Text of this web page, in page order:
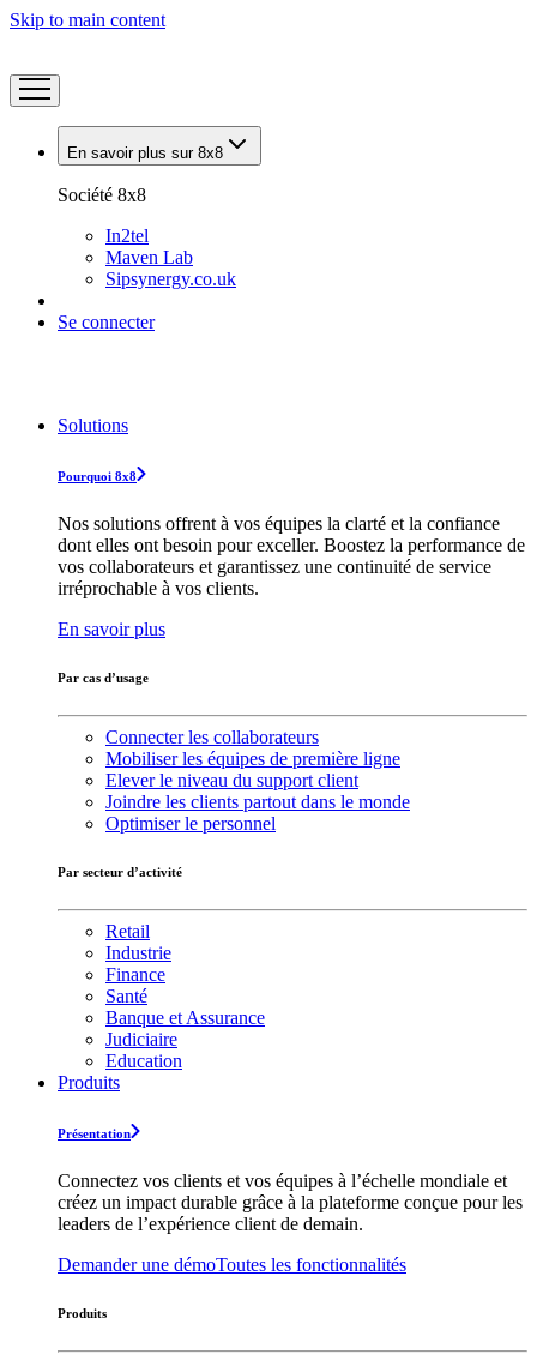
Skip to main content
En savoir plus sur 8x8
Société 8x8
In2tel
Maven Lab
Sipsynergy.co.uk
Se connecter
Solutions
Pourquoi 8x8
Nos solutions offrent à vos équipes la clarté et la confiance
dont elles ont besoin pour exceller. Boostez la performance de
vos collaborateurs et garantissez une continuité de service
irréprochable à vos clients.
En savoir plus
Par cas d’usage
Connecter les collaborateurs
Mobiliser les équipes de première ligne
Elever le niveau du support client
Joindre les clients partout dans le monde
Optimiser le personnel
Par secteur d’activité
Retail
Industrie
Finance
Santé
Banque et Assurance
Judiciaire
Education
Produits
Présentation
Connectez vos clients et vos équipes à l’échelle mondiale et
créez un impact durable grâce à la plateforme conçue pour les
leaders de l’expérience client de demain.
Demander une démoToutes les fonctionnalités
Produits